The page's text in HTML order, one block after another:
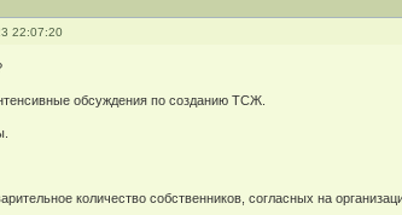
22:07:20
обсуждения по созданию ТСЖ.
количество собственников, согласных на